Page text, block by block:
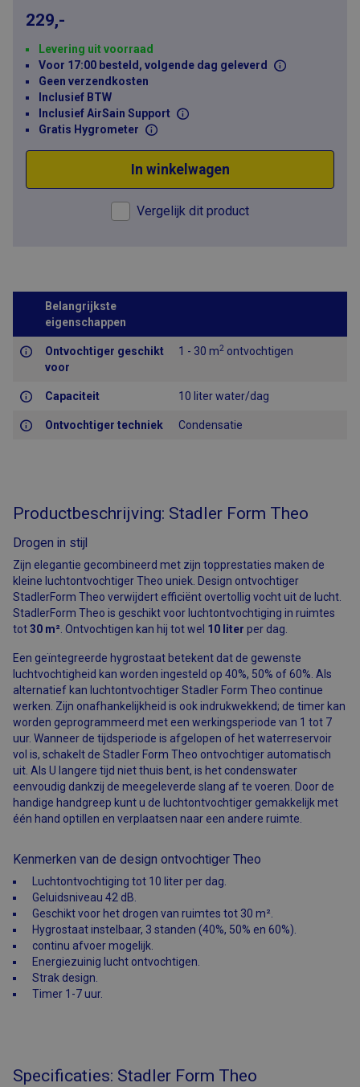
229,-
Levering uit voorraad
Voor 17:00 besteld, volgende dag geleverd
Geen verzendkosten
Inclusief BTW
Inclusief AirSain Support
Gratis Hygrometer
In winkelwagen
Vergelijk dit product
Belangrijkste
eigenschappen
Ontvochtiger geschikt
voor
1 - 30 m2 ontvochtigen
Capaciteit 10 liter water/dag
Ontvochtiger techniek Condensatie
Productbeschrijving: Stadler Form Theo
Drogen in stijl
Zijn elegantie gecombineerd met zijn topprestaties maken de
kleine luchtontvochtiger Theo uniek. Design ontvochtiger
StadlerForm Theo verwijdert efficiënt overtollig vocht uit de lucht.
StadlerForm Theo is geschikt voor luchtontvochtiging in ruimtes
tot30 m² . Ontvochtigen kan hij tot wel 10 liter per dag.
Een geïntegreerde hygrostaat betekent dat de gewenste
luchtvochtigheid kan worden ingesteld op 40%, 50% of 60%. Als
alternatief kan luchtontvochtiger Stadler Form Theo continue
werken. Zijn onafhankelijkheid is ook indrukwekkend; de timer kan
worden geprogrammeerd met een werkingsperiode van 1 tot 7
uur. Wanneer de tijdsperiode is afgelopen of het waterreservoir
vol is, schakelt de Stadler Form Theo ontvochtiger automatisch
uit. Als U langere tijd niet thuis bent, is het condenswater
eenvoudig dankzij de meegeleverde slang af te voeren. Door de
handige handgreep kunt u de luchtontvochtiger gemakkelijk met
één hand optillen en verplaatsen naar een andere ruimte.
Kenmerken van de design ontvochtiger Theo
Luchtontvochtiging tot 10 liter per dag.
Geluidsniveau 42 dB.
Geschikt voor het drogen van ruimtes tot 30 m².
Hygrostaat instelbaar, 3 standen (40%, 50% en 60%).
continu afvoer mogelijk.
Energiezuinig lucht ontvochtigen.
Strak design.
Timer 1-7 uur.
Specificaties: Stadler Form Theo